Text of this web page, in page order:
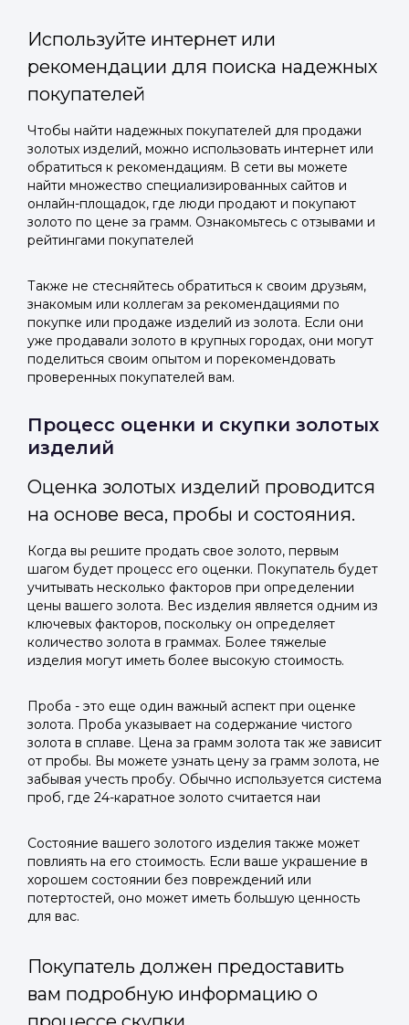
Войти в
профиль
Мы отправим код для входа на ваш
номер телефона.
Телефон
Подать заявку
Отправьте заявку через мессенджер-бот — магазины
увидят её и пришлют предложения. Фото, описание и
AI-оценка прямо в чате.
ВКонтакте
или подайте через форму на сайте
Войти в ЛК и заполнить форму
Подать заявку
Отправьте заявку через мессенджер-бот — магазины
увидят её и пришлют предложения. Фото, описание и
AI-оценка прямо в чате.
ВКонтакте
или подайте через форму на сайте
Войти в ЛК и заполнить форму
Используйте интернет или
рекомендации для поиска надежных
покупателей
Чтобы найти надежных покупателей для продажи
золотых изделий, можно использовать интернет или
обратиться к рекомендациям. В сети вы можете
найти множество специализированных сайтов и
онлайн-площадок, где люди продают и покупают
золото по цене за грамм. Ознакомьтесь с отзывами и
рейтингами покупателей
Также не стесняйтесь обратиться к своим друзьям,
знакомым или коллегам за рекомендациями по
покупке или продаже изделий из золота. Если они
уже продавали золото в крупных городах, они могут
поделиться своим опытом и порекомендовать
проверенных покупателей вам.
Процесс оценки и скупки золотых
изделий
Оценка золотых изделий проводится
на основе веса, пробы и состояния.
Когда вы решите продать свое золото, первым
шагом будет процесс его оценки. Покупатель будет
учитывать несколько факторов при определении
цены вашего золота. Вес изделия является одним из
ключевых факторов, поскольку он определяет
количество золота в граммах. Более тяжелые
изделия могут иметь более высокую стоимость.
Проба - это еще один важный аспект при оценке
золота. Проба указывает на содержание чистого
золота в сплаве. Цена за грамм золота так же зависит
от пробы. Вы можете узнать цену за грамм золота, не
забывая учесть пробу. Обычно используется система
проб, где 24-каратное золото считается наи
Состояние вашего золотого изделия также может
повлиять на его стоимость. Если ваше украшение в
хорошем состоянии без повреждений или
потертостей, оно может иметь большую ценность
для вас.
Покупатель должен предоставить
вам подробную информацию о